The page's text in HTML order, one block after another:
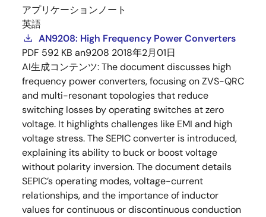
アプリケーションノート
英語
AN9208: High Frequency Power Converters
PDF 592 KB an9208 2018年2月01日
AI生成コンテンツ:The document discusses high
frequency power converters, focusing on ZVS-QRC
and multi-resonant topologies that reduce
switching losses by operating switches at zero
voltage. It highlights challenges like EMI and high
voltage stress. The SEPIC converter is introduced,
explaining its ability to buck or boost voltage
without polarity inversion. The document details
SEPIC’s operating modes, voltage-current
relationships, and the importance of inductor
values for continuous or discontinuous conduction